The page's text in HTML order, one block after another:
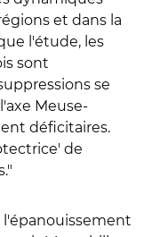
et dans la
l'étude, les
sont
se
Meuse-
déficitaires.
de